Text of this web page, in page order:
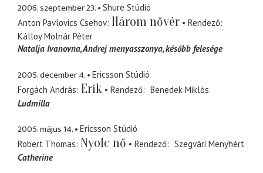
2006. szeptember 23.
Shure Stúdió
Anton Pavlovics Csehov Három nővér
Rendező
Kálloy Molnár Péter
Natalja Ivanovna Andrej menyasszonya, később felesége
2005. december 4.
Ericsson Stúdió
Forgách András Erik Rendező
Benedek Miklós
Ludmilla
2005. május 14.
Ericsson Stúdió
Robert Thomas Nyolc nő Rendező
Szegvári Menyhért
Catherine